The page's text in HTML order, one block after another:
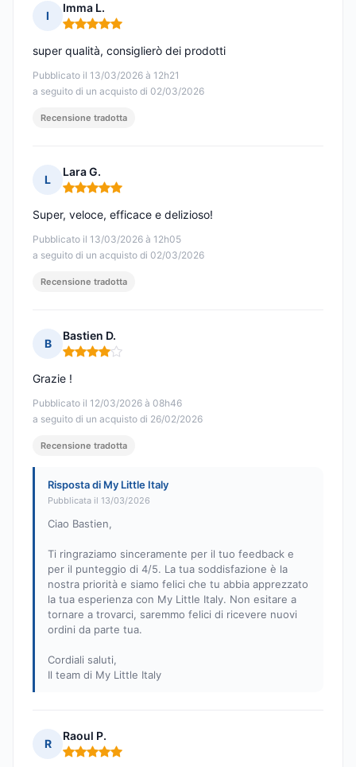
I
Imma L.
Nota: 5 su 5
Pubblicato il 13/03/2026 à 12h21
a seguito di un acquisto di 02/03/2026
super qualità, consiglierò dei prodotti
Recensione tradotta
L
Lara G.
Nota: 5 su 5
Pubblicato il 13/03/2026 à 12h05
a seguito di un acquisto di 02/03/2026
Super, veloce, efficace e delizioso!
Recensione tradotta
B
Bastien D.
Nota: 4 su 5
Pubblicato il 12/03/2026 à 08h46
a seguito di un acquisto di 26/02/2026
Grazie !
Recensione tradotta
Risposta di My Little Italy
Pubblicata il 13/03/2026
Ciao Bastien,
Ti ringraziamo sinceramente per il tuo feedback e
per il punteggio di 4/5. La tua soddisfazione è la
nostra priorità e siamo felici che tu abbia apprezzato
la tua esperienza con My Little Italy. Non esitare a
tornare a trovarci, saremmo felici di ricevere nuovi
ordini da parte tua.
Cordiali saluti,
Il team di My Little Italy
R
Raoul P.
Nota: 5 su 5